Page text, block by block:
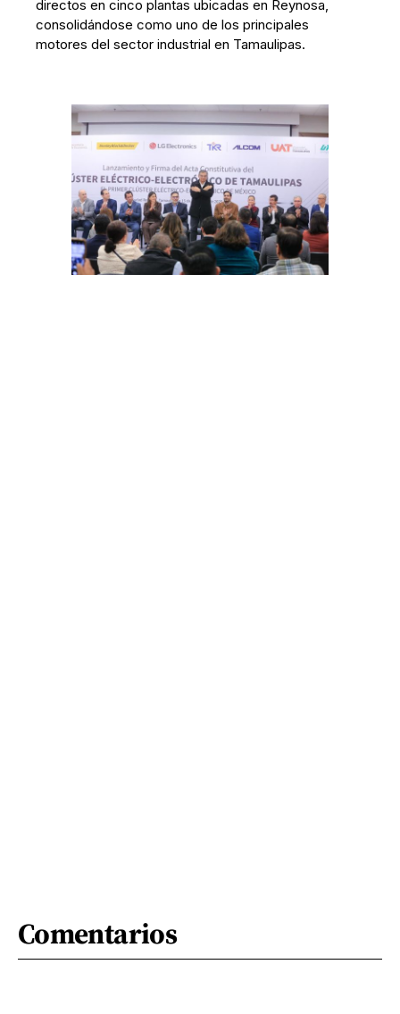
directos en cinco plantas ubicadas en Reynosa,
consolidándose como uno de los principales
motores del sector industrial en Tamaulipas.
Comentarios